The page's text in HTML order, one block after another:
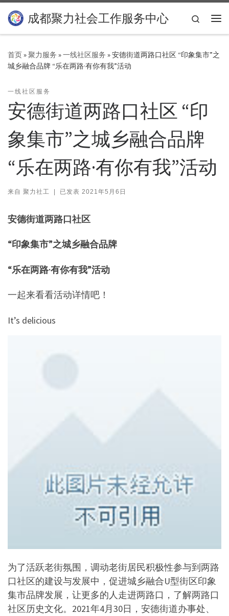
Skip to content
成都聚力社会工作服务中心
Search
首页»聚力服务 »一线社区服务 »安德街道两路口社区 “印象集市”之
城乡融合品牌 “乐在两路·有你有我”活动
一线社区服务
安德街道两路口社区 “印
象集市”之城乡融合品牌
“乐在两路·有你有我”活动
来自 聚力社工 | 已发表 2021年5月6日
安德街道两路口社区
“印象集市”之城乡融合品牌
“乐在两路·有你有我”活动
一起来看看活动详情吧！
It’s delicious
为了活跃老街氛围，调动老街居民积极性参与到两路
口社区的建设与发展中，促进城乡融合U型街区印象
集市品牌发展，让更多的人走进两路口，了解两路口
社区历史文化。2021年4月30日，安德街道办事处、